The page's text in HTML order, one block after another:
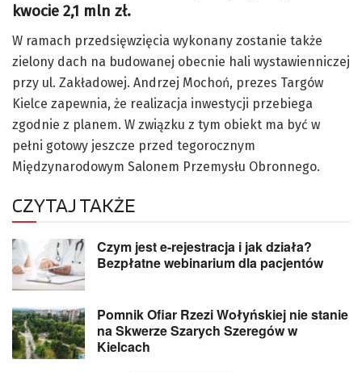
kwocie 2,1 mln zł.
W ramach przedsięwzięcia wykonany zostanie także
zielony dach na budowanej obecnie hali wystawienniczej
przy ul. Zakładowej. Andrzej Mochoń, prezes Targów
Kielce zapewnia, że realizacja inwestycji przebiega
zgodnie z planem. W związku z tym obiekt ma być w
pełni gotowy jeszcze przed tegorocznym
Międzynarodowym Salonem Przemysłu Obronnego.
CZYTAJ TAKŻE
Czym jest e-rejestracja i jak działa?
Bezpłatne webinarium dla pacjentów
Pomnik Ofiar Rzezi Wołyńskiej nie stanie
na Skwerze Szarych Szeregów w
Kielcach